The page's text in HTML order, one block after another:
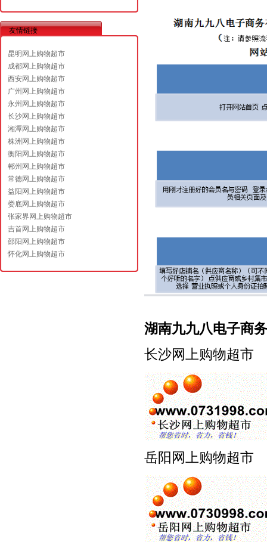
友情链接
昆明网上购物超市
成都网上购物超市
西安网上购物超市
广州网上购物超市
永州网上购物超市
长沙网上购物超市
湘潭网上购物超市
株洲网上购物超市
衡阳网上购物超市
郴州网上购物超市
常德网上购物超市
益阳网上购物超市
娄底网上购物超市
张家界网上购物超市
吉首网上购物超市
邵阳网上购物超市
怀化网上购物超市
湖南九九八电子商
长沙网上购物超
岳阳网上购物超